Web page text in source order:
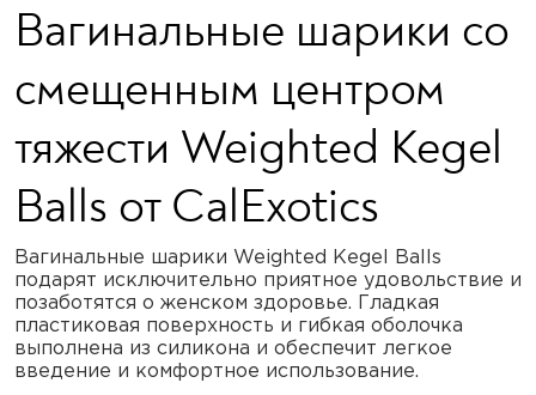
Вагинальные шарики со
смещенным центром
тяжести Weighted Kegel
Balls от CalExotics
Вагинальные шарики Weighted Kegel Balls
подарят исключительно приятное удовольствие и
позаботятся о женском здоровье. Гладкая
пластиковая поверхность и гибкая оболочка
выполнена из силикона и обеспечит легкое
введение и комфортное использование.